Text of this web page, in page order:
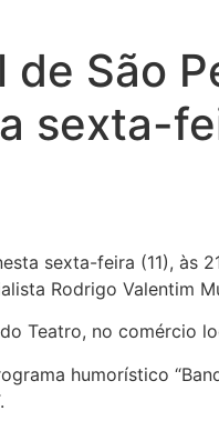
São
sexta-
sexta-feira (11), às
Rodrigo Valentim
Teatro, no comércio
humorístico